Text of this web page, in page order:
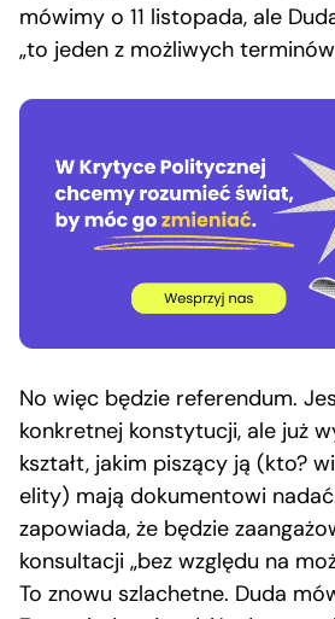
mówimy o 11 listopada, ale
„to jeden z możliwych
No więc będzie referendum.
konkretnej konstytucji, ale już
kształt, jakim piszący ją (kto?
elity) mają dokumentowi
zapowiada, że będzie
konsultacji „bez względu na
To znowu szlachetne. Duda